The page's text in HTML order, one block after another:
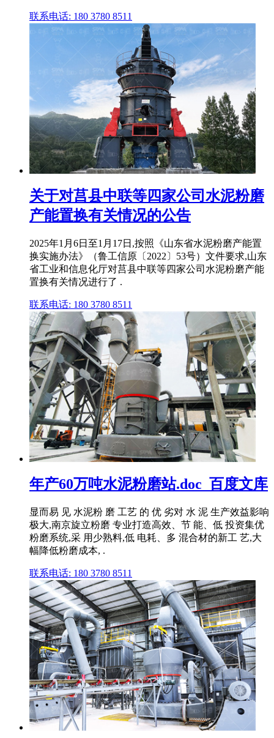
联系电话: 180 3780 8511
关于对莒县中联等四家公司水泥粉磨
产能置换有关情况的公告
2025年1月6日至1月17日,按照《山东省水泥粉磨产能置
换实施办法》（鲁工信原〔2022〕53号）文件要求,山东
省工业和信息化厅对莒县中联等四家公司水泥粉磨产能
置换有关情况进行了 .
联系电话: 180 3780 8511
年产60万吨水泥粉磨站.doc_百度文库
显而易 见 水泥粉 磨 工艺 的 优 劣对 水 泥 生产效益影响
极大,南京旋立粉磨 专业打造高效、节 能、低 投资集优
粉磨系统,采 用少熟料,低 电耗、多 混合材的新工 艺,大
幅降低粉磨成本, .
联系电话: 180 3780 8511